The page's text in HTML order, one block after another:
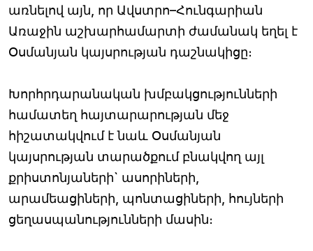
առնելով այն, որ Ավստրո–Հունգարիան
Առաջին աշխարհամարտի ժամանակ եղել է
Օսմանյան կայսրության դաշնակիցը։
Խորհրդարանական խմբակցությունների
համատեղ հայտարարության մեջ
հիշատակվում է նաև Օսմանյան
կայսրության տարածքում բնակվող այլ
քրիստոնյաների` ասորիների,
արամեացիների, պոնտացիների, հույների
ցեղասպանությունների մասին։